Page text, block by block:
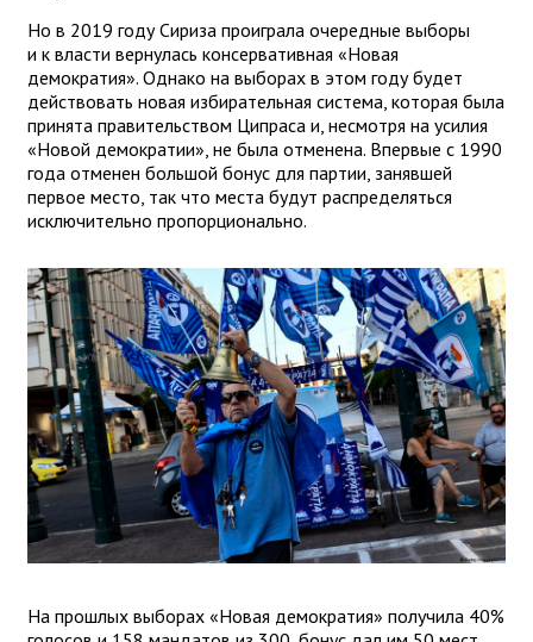
Но в 2019 году Сириза проиграла очередные выборы
и к власти вернулась консервативная «Новая
демократия». Однако на выборах в этом году будет
действовать новая избирательная система, которая была
принята правительством Ципраса и, несмотря на усилия
«Новой демократии», не была отменена. Впервые с 1990
года отменен большой бонус для партии, занявшей
первое место, так что места будут распределяться
исключительно пропорционально.
На прошлых выборах «Новая демократия» получила 40%